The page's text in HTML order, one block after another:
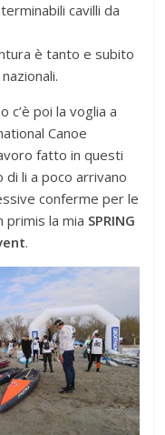
cavilli da
è tanto e subito
c’è poi la voglia a
Canoe
fatto in questi
di li a poco arrivano
conferme per le
primis la mia SPRING
.